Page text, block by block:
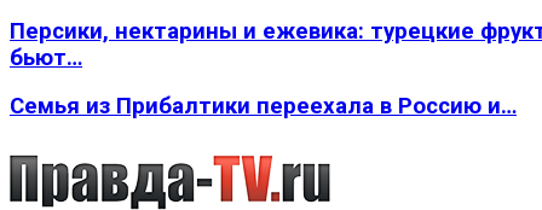
Персики, нектарины и ежевика: турецкие
бьют…
Семья из Прибалтики переехала в Россию и…